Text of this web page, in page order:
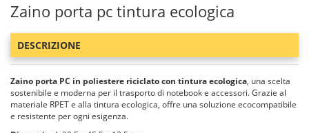
Zaino porta pc tintura ecologica
DESCRIZIONE
Zaino porta PC in poliestere riciclato con tintura ecologica, una scelta
sostenibile e moderna per il trasporto di notebook e accessori. Grazie al
materiale RPET e alla tintura ecologica, offre una soluzione ecocompatibile
e resistente per ogni esigenza.